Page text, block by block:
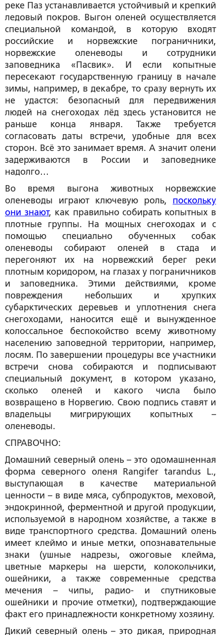
реке Паз устанавливается устойчивый и крепкий
ледовый покров. Выгон оленей осуществляется
специальной командой, в которую входят
российские и норвежские пограничники,
норвежские оленеводы и сотрудники
заповедника «Пасвик». И если копытные
пересекают государственную границу в начале
зимы, например, в декабре, то сразу вернуть их
не удастся: безопасный для передвижения
людей на снегоходах лёд здесь установится не
раньше конца января. Также требуется
согласовать даты встречи, удобные для всех
сторон. Всё это занимает время. А значит олени
задерживаются в России и заповеднике
надолго…
Во время выгона животных норвежские
оленеводы играют ключевую роль, поскольку
они знают, как правильно собирать копытных в
плотные группы. На мощных снегоходах и с
помощью специально обученных собак
оленеводы собирают оленей в стада и
перегоняют их на норвежский берег реки
плотным коридором, на глазах у пограничников
и заповедника. Этими действиями, кроме
повреждения небольших и хрупких
субарктических деревьев и уплотнения снега
снегоходами, наносится ещё и вынужденное
колоссальное беспокойство всему животному
населению заповедной территории, например,
лосям. По завершении процедуры все участники
встречи снова собираются и подписывают
специальный документ, в котором указано,
сколько оленей и какого числа было
возвращено в Норвегию. Свою подпись ставят и
владельцы мигрирующих копытных –
оленеводы.
СПРАВОЧНО:
Домашний северный олень – это одомашненная
форма северного оленя Rangifer tarandus L.,
выступающая в качестве материальной
ценности – в виде мяса, субпродуктов, меховой,
эндокринной, ферментной и другой продукции,
используемой в народном хозяйстве, а также в
виде транспортного средства. Домашний олень
имеет клеймо и иные метки, опознавательные
знаки (ушные надрезы, ожоговые клейма,
цветные маркеры на шерсти, колокольчики,
ошейники, а также современные средства
мечения – чипы, радио- и спутниковые
ошейники и прочие отметки), подтверждающие
факт его принадлежности конкретному хозяину.
Дикий северный олень – это дикая, природная